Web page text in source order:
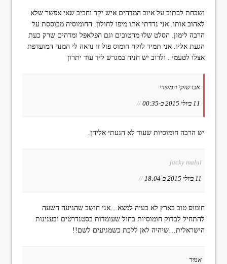
ושכחת לכתוב על איוב המדהים איש יקר וחביב שאי אפשר שלא
לאהוב אותו. אני נדדתי אתו מיפו לחולון. החומוסיה מבוססת על
הרבה לימון. הסלט שלו מהטובים וגם הפלאפל ומדהים שרק כעת
הגעת אליו. אני תמיד לוקח חומוס פול זו נראה לי המנה המועדפת
אצלו לטעמי . ולרוב יש חניה במגרש ליד עוד יתרון
אבו שוקי המקורי
11 ביולי 2015 ב-00:35 //
יש הרבה חומוסיות שעוד לא הגעתי אליהן.
jacky malul
11 ביולי 2015 ב-18:04 //
חומוס טוב בארץ לא בעיה למצא…אני חושב שהגיעה השעה
להתחיל לבדוק חומוסיות בחול שעומדות בסטנדרטים ובענינות
הישראלית…שיהיה לאן ללכת כשמגיעים לשם!!
אמיר